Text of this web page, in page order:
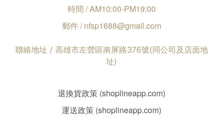
時間 / AM10:00-PM19:00
郵件 / nfsp1688@gmail.com
聯絡地址 / 高雄市左營區南屏路376號(同公司及店面地
址)
退換貨政策 (shoplineapp.com)
運送政策 (shoplineapp.com)